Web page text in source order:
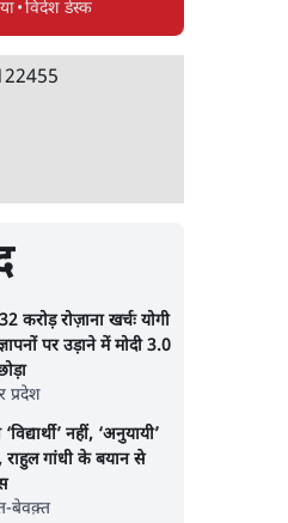
•विदेश डेस्क
करोड़ रोज़ाना खर्चः योगी
पर उड़ाने में मोदी 3.0
प्रदेश
नहीं, ‘अनुयायी’
राहुल गांधी के बयान से
बेवक़्त